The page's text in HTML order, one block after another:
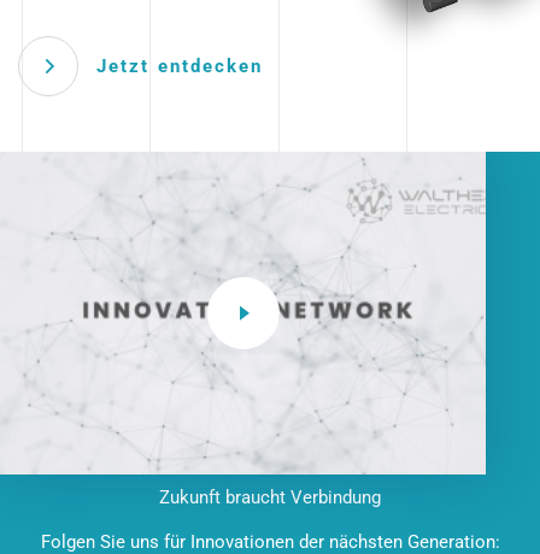
Jetzt entdecken
Zukunft braucht Verbindung
Folgen Sie uns für Innovationen der nächsten Generation: